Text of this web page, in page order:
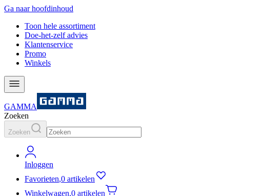
Ga naar hoofdinhoud
Toon hele assortiment
Doe-het-zelf advies
Klantenservice
Promo
Winkels
GAMMA
Zoeken
Zoeken
Inloggen
Favorieten,0 artikelen
Winkelwagen,0 artikelen